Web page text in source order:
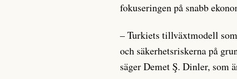
fokuseringen på snabb
– Turkiets tillväxtmodell
och säkerhetsriskerna på
säger Demet Ş. Dinler, som